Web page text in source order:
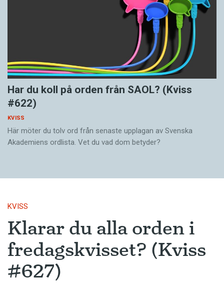
Har du koll på orden från SAOL? (Kviss
#622)
KVISS
Här möter du tolv ord från senaste upplagan av Svenska
Akademiens ordlista. Vet du vad dom betyder?
KVISS
Klarar du alla orden i
fredagskvisset? (Kviss
#627)